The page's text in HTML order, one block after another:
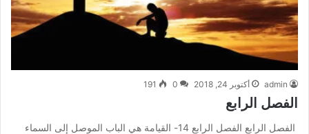
admin أكتوبر 24, 2018 0
191
الفصل الرابع
الفصل الرابع الفصل الرابع 14- القيامة هي الباب الموصل إلى السماء